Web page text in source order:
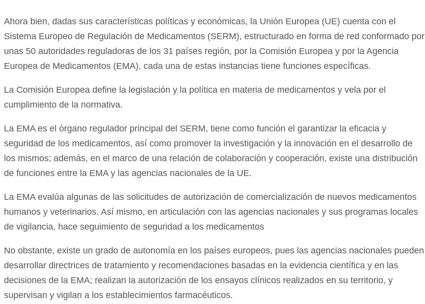
Ahora bien, dadas sus características políticas y económicas, la Unión Europea (UE) cuenta con el
Sistema Europeo de Regulación de Medicamentos (SERM), estructurado en forma de red conformado por
unas 50 autoridades reguladoras de los 31 países región, por la Comisión Europea y por la Agencia
Europea de Medicamentos (EMA), cada una de estas instancias tiene funciones específicas.
La Comisión Europea define la legislación y la política en materia de medicamentos y vela por el
cumplimiento de la normativa.
La EMA es el órgano regulador principal del SERM, tiene como función el garantizar la eficacia y
seguridad de los medicamentos, así como promover la investigación y la innovación en el desarrollo de
los mismos; además, en el marco de una relación de colaboración y cooperación, existe una distribución
de funciones entre la EMA y las agencias nacionales de la UE.
La EMA evalúa algunas de las solicitudes de autorización de comercialización de nuevos medicamentos
humanos y veterinarios. Así mismo, en articulación con las agencias nacionales y sus programas locales
de vigilancia, hace seguimiento de seguridad a los medicamentos
No obstante, existe un grado de autonomía en los países europeos, pues las agencias nacionales pueden
desarrollar directrices de tratamiento y recomendaciones basadas en la evidencia científica y en las
decisiones de la EMA; realizan la autorización de los ensayos clínicos realizados en su territorio, y
supervisan y vigilan a los establecimientos farmacéuticos.